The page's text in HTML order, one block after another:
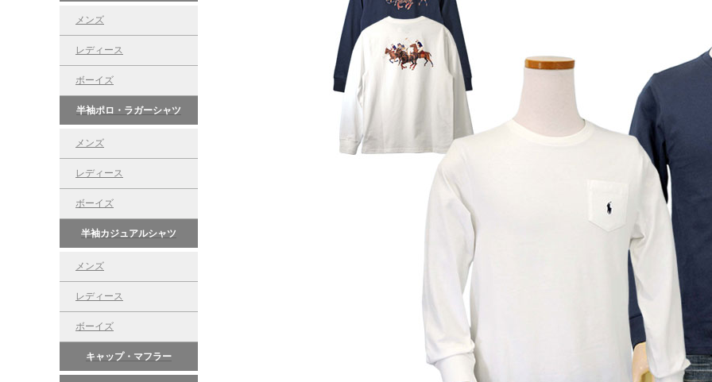
メンズ
レディース
ボーイズ
半袖ポロ・ラガーシャツ
メンズ
レディース
ボーイズ
半袖カジュアルシャツ
メンズ
レディース
ボーイズ
キャップ・マフラー